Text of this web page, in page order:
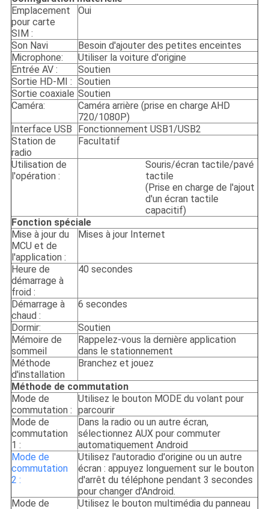
Emplacement
pour carte
SIM :
Oui
Son Navi
Besoin d'ajouter des petites enceintes
Microphone:
Utiliser la voiture d'origine
Entrée AV :
Soutien
Sortie HD-MI : Soutien
Sortie coaxiale Soutien
Caméra:
Caméra arrière (prise en charge AHD
720/1080P)
Interface USB
Fonctionnement USB1/USB2
Station de
radio
Facultatif
Utilisation de
l'opération :
Souris/écran tactile/pavé
tactile
(Prise en charge de l'ajout
d'un écran tactile
capacitif)
Fonction spéciale
Mise à jour du
MCU et de
l'application :
Mises à jour Internet
Heure de
démarrage à
froid :
40 secondes
Démarrage à
chaud :
6 secondes
Dormir:
Soutien
Mémoire de
sommeil
Rappelez-vous la dernière application
dans le stationnement
Méthode
d'installation
Branchez et jouez
Méthode de commutation
Mode de
commutation :
Utilisez le bouton MODE du volant pour
parcourir
Mode de
commutation
1 :
Dans la radio ou un autre écran,
sélectionnez AUX pour commuter
automatiquement Android
Mode de
commutation
2 :
Utilisez l'autoradio d'origine ou un autre
écran : appuyez longuement sur le bouton
d'arrêt du téléphone pendant 3 secondes
pour changer d'Android.
Mode de
Utilisez le bouton multimédia du panneau